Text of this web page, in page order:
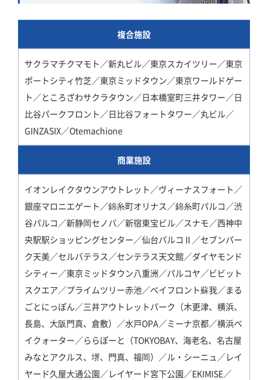
複合施設
サクラマチクマモト／新丸ビル／東京スカイツリー／東京
ポートシティ竹芝／東京ミッドタウン／東京ワールドゲー
ト／ところざわサクラタウン／日本橋室町三井タワー／日
比谷パークフロント／日比谷フォートタワー／丸ビル／
GINZASIX／Otemachione
商業施設
イオンレイクタウンアウトレット／ヴィーナスフォート／
銀座マロニエゲート／錦糸町オリナス／錦糸町パルコ／渋
谷パルコ／新静岡セノバ／新宿東宝ビル／スナモ／西神中
央駅駅ショッピングセンター／仙台パルコⅡ／セブンパー
ク天美／セルバテラス／センテラス天文館／ダイヤモンド
シティー／東京ミッドタウン八重洲／パルコヤ／ビビット
スクエア／プライムツリー赤池／ベイフロント蘇我／まる
ごとにっぽん／三井アウトレットパーク（木更津、横浜、
長島、大阪門真、倉敷）／水戸OPA／ミーナ京都／横浜ベ
イクォーター／ららぽーと（TOKYOBAY、海老名、名古屋
みなとアクルス、堺、門真、福岡）／ル・シーニュ／レイ
ヤード久屋大通公園／レイヤード宮下公園／EKIMISE／